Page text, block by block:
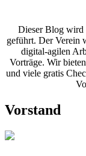
Dieser Blog wird
geführt. Der Verein
digital-agilen
Vorträge. Wir
und viele gratis
Vorstand